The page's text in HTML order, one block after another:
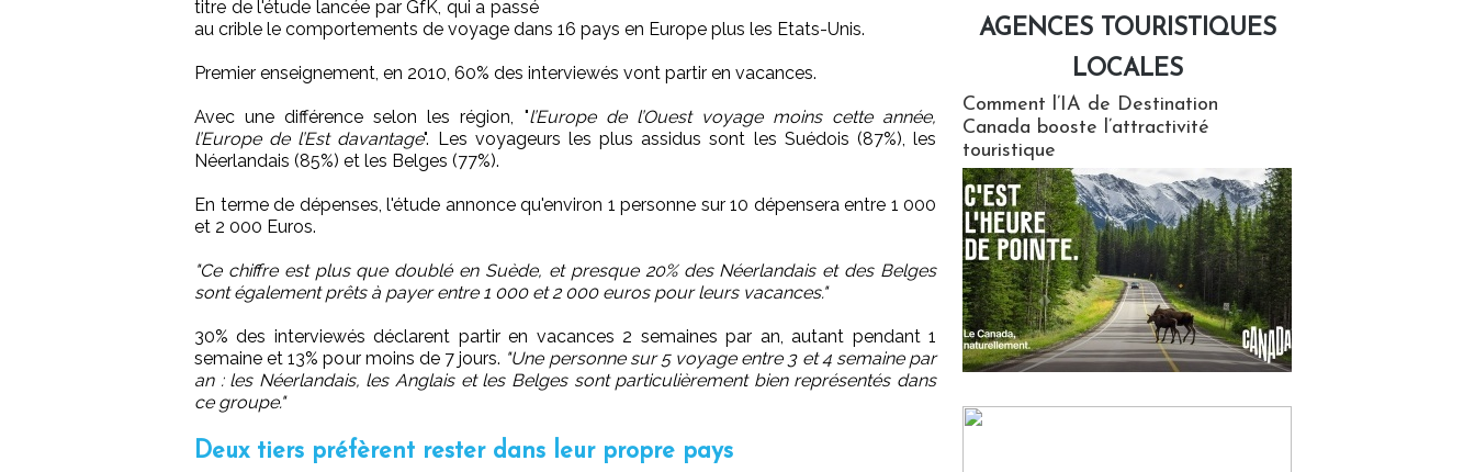
titre de l'étude lancée par GfK, qui a passé
au crible le comportements de voyage dans 16 pays en Europe plus les Etats-Unis.
Premier enseignement, en 2010, 60% des interviewés vont partir en vacances.
Avec une différence selon les région, "l’Europe de l’Ouest voyage moins cette année,
l’Europe de l’Est davantage". Les voyageurs les plus assidus sont les Suédois (87%), les
Néerlandais (85%) et les Belges (77%).
En terme de dépenses, l'étude annonce qu'environ 1 personne sur 10 dépensera entre 1 000
et 2 000 Euros.
"Ce chiffre est plus que doublé en Suède, et presque 20% des Néerlandais et des Belges
sont également prêts à payer entre 1 000 et 2 000 euros pour leurs vacances."
30% des interviewés déclarent partir en vacances 2 semaines par an, autant pendant 1
semaine et 13% pour moins de 7 jours. "Une personne sur 5 voyage entre 3 et 4 semaine par
an : les Néerlandais, les Anglais et les Belges sont particulièrement bien représentés dans
ce groupe."
Deux tiers préfèrent rester dans leur propre pays
AGENCES TOURISTIQUES
LOCALES
Comment l’IA de Destination
Canada booste l’attractivité
touristique